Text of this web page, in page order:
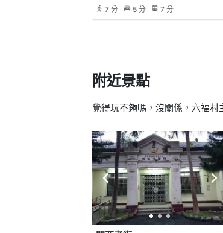
7 分
5 分 7 分
附近景點
覺得玩不夠嗎，沒關係，六福